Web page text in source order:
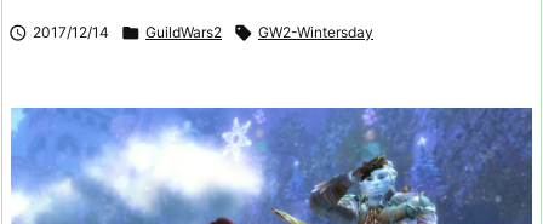
 2017/12/14  GuildWars2  GW2-Wintersday